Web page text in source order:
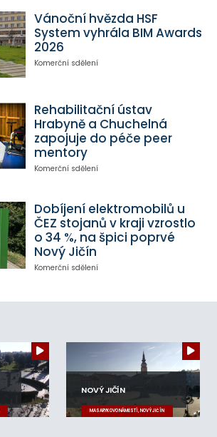
Vánoční hvězda HSF
System vyhrála BIM Awards
2026
Komerční sdělení
Rehabilitační ústav
Hrabyně a Chuchelná
zapojuje do péče peer
mentory
Komerční sdělení
Dobíjení elektromobilů u
ČEZ stojanů v kraji vzrostlo
o 34 %, na špici poprvé
Nový Jičín
Komerční sdělení
NOVÝ JIČÍN
MASARYKOVO NÁMĚSTÍ, NOVÝ JIČÍN